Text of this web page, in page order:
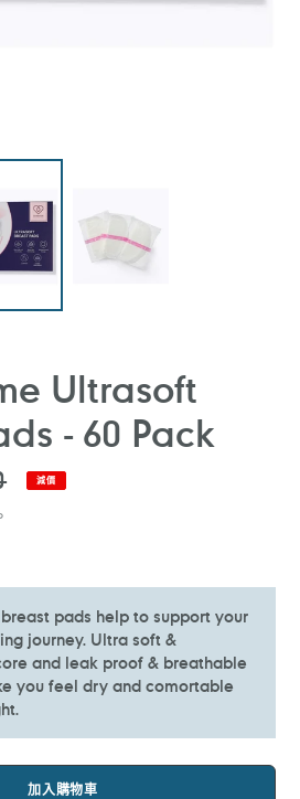
Ultrasoft
- 60 Pack
減價
pads help to support your
journey. Ultra soft &
and leak proof & breathable
you feel dry and comortable
加入購物車